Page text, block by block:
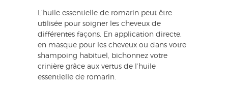
L’huile essentielle de romarin peut être
utilisée pour soigner les cheveux de
différentes façons. En application directe,
en masque pour les cheveux ou dans votre
shampoing habituel, bichonnez votre
crinière grâce aux vertus de l’huile
essentielle de romarin.